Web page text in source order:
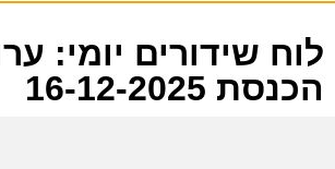
לוח שידורים יומי:
הכנסת 16-12-2025